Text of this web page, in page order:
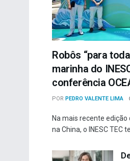
Robôs “para
marinha do
conferência
POR PEDRO VALENTE LIMA
Na mais recente edição
na China, o INESC TEC